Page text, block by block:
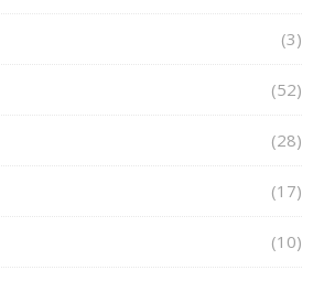
(3)
(52)
(28)
(17)
(10)